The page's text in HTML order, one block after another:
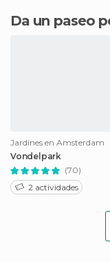
Da un paseo
Jardines en Amsterdam
Vondelpark
(70)
2 actividades